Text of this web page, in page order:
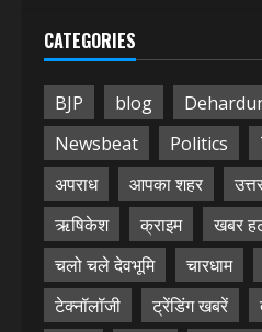
CATEGORIES
BJP blog
Newsbeat
Politics
अपराध
आपका शहर
ऋषिकेश
क्राइम खबर
चलो चले देवभूमि
चारधाम
टेक्नॉलॉजी
ट्रेंडिंग खबरें